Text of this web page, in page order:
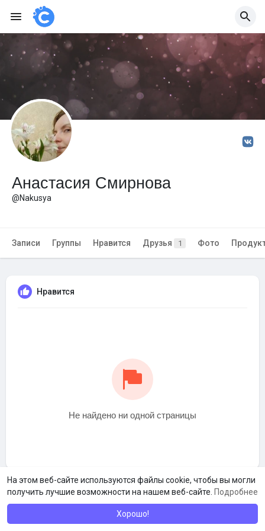
На этом веб-сайте используются файлы cookie, чтобы вы могли
получить лучшие возможности на нашем веб-сайте. Подробнее
Хорошо!
Анастасия Смирнова
@Nakusya
Записи Группы Нравится Друзья 1 Фото
Нравится
Не найдено ни одной страницы